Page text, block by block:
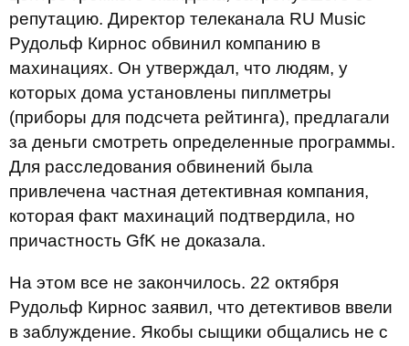
репутацию. Директор телеканала RU Music
Рудольф Кирнос обвинил компанию в
махинациях. Он утверждал, что людям, у
которых дома установлены пиплметры
(приборы для подсчета рейтинга), предлагали
за деньги смотреть определенные программы.
Для расследования обвинений была
привлечена частная детективная компания,
которая факт махинаций подтвердила, но
причастность GfK не доказала.
На этом все не закончилось. 22 октября
Рудольф Кирнос заявил, что детективов ввели
в заблуждение. Якобы сыщики общались не с